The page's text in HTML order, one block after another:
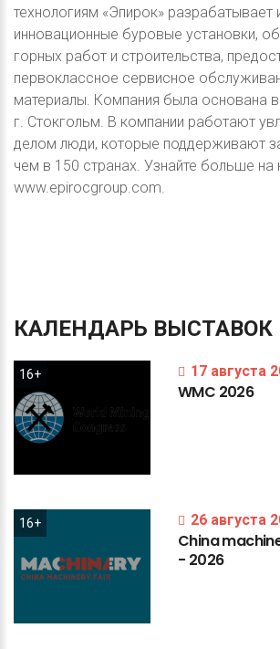
технологиям «Эпирок» разрабатывает
инновационные буровые установки,
горных работ и строительства,
первоклассное сервисное
материалы. Компания была основана
г. Стокгольм. В компании работают
делом люди, которые поддерживают
чем в 150 странах. Узнайте больше
www.epirocgroup.com.
КАЛЕНДАРЬ ВЫСТАВОК
16+ 17 августа
WMC 2026
16+ 26 августа
China
- 2026